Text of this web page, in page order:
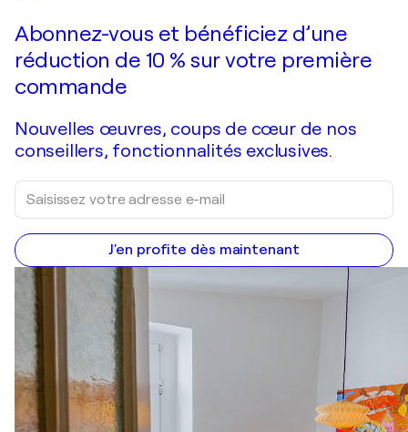
Abonnez-vous et bénéficiez d’une
réduction de 10 % sur votre première
commande
Nouvelles œuvres, coups de cœur de nos
conseillers, fonctionnalités exclusives.
J'en profite dès maintenant